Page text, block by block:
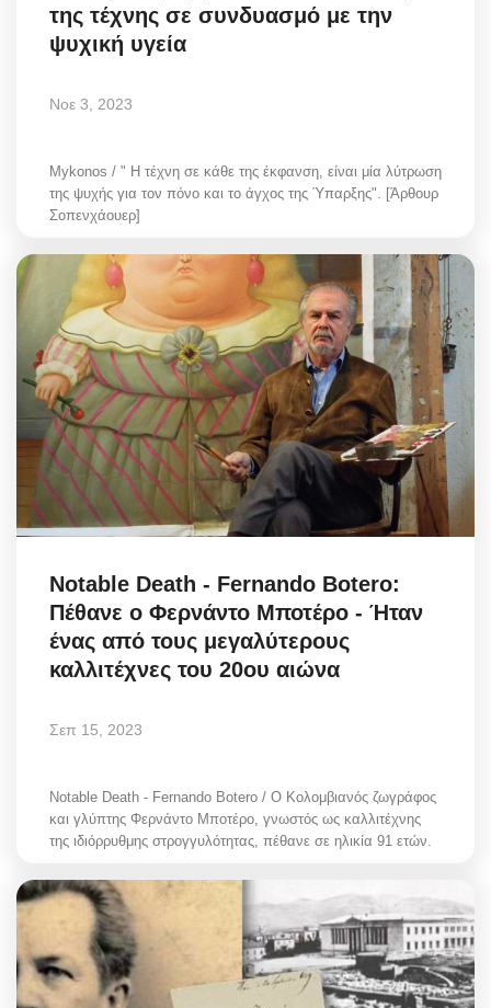
της τέχνης σε συνδυασμό με την
ψυχική υγεία
Νοε 3, 2023
Mykonos / " H τέχνη σε κάθε της έκφανση, είναι μία λύτρωση
της ψυχής για τον πόνο και το άγχος της Ύπαρξης". [Άρθουρ
Σοπενχάουερ]
Notable Death - Fernando Botero:
Πέθανε ο Φερνάντο Μποτέρο - Ήταν
ένας από τους μεγαλύτερους
καλλιτέχνες του 20ου αιώνα
Σεπ 15, 2023
Notable Death - Fernando Botero / Ο Κολομβιανός ζωγράφος
και γλύπτης Φερνάντο Μποτέρο, γνωστός ως καλλιτέχνης
της ιδιόρρυθμης στρογγυλότητας, πέθανε σε ηλικία 91 ετών.